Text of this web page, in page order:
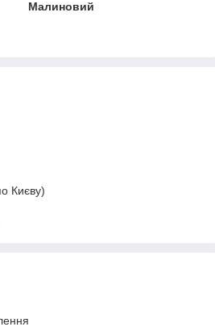
Малиновий
Києву)